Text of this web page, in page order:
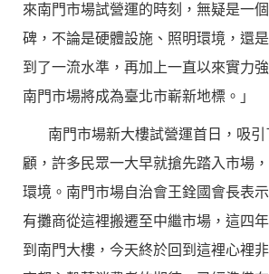
來南門市場試營運的時刻，無疑是一
碑，不論是硬體設施、照明環境，還
到了一流水準，再加上一直以來實力
南門市場將成為臺北市嶄新地標。」
南門市場新大樓試營運首日，吸引
顧，許多民眾一大早就搶先踏入市場
環境。南門市場自治會王銓國會長表
有攤商從這裡搬遷至中繼市場，這四
到南門大樓，今天終於回到這裡心裡